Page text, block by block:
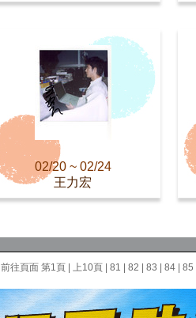
02/20 ~ 02/24
王力宏
前往頁面 第1頁 上10頁 81 82 83 84 85